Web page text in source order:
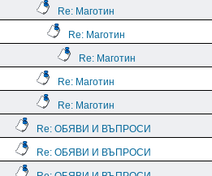
Re: Маготин
Re: Маготин
Re: Маготин
Re: Маготин
Re: Маготин
Re: ОБЯВИ И ВЪПРОСИ
Re: ОБЯВИ И ВЪПРОСИ